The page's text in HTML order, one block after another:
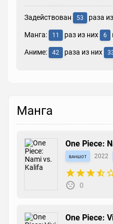
Задействован 53 раза
Манга: 11 раз из них 6
Аниме: 42 раза из них
Манга
One Piece:
ваншот 2022
0
One Piece: